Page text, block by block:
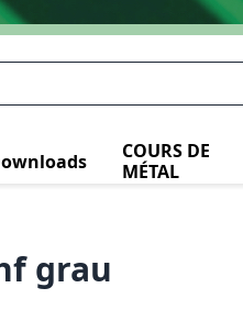
COURS DE
MÉTAL
grau